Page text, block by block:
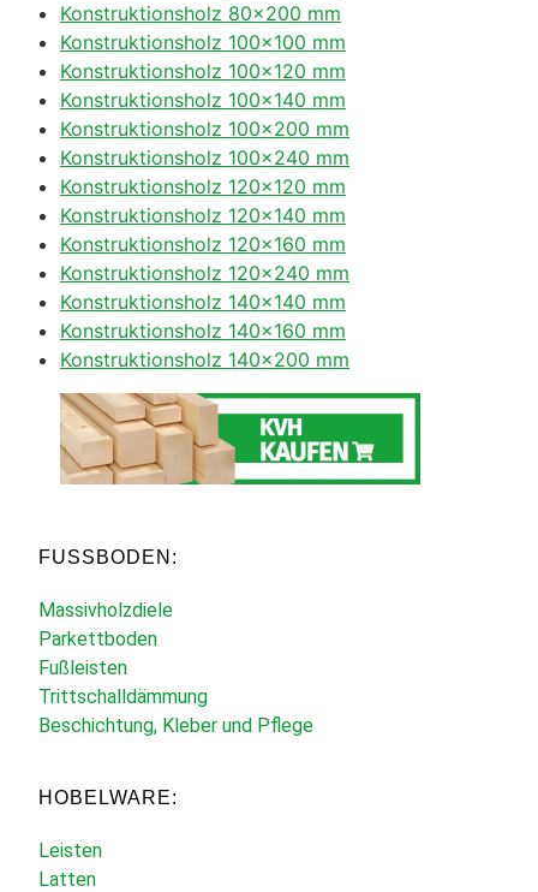
Konstruktionsholz 80×200 mm
Konstruktionsholz 100×100 mm
Konstruktionsholz 100×120 mm
Konstruktionsholz 100×140 mm
Konstruktionsholz 100×200 mm
Konstruktionsholz 100×240 mm
Konstruktionsholz 120×120 mm
Konstruktionsholz 120×140 mm
Konstruktionsholz 120×160 mm
Konstruktionsholz 120×240 mm
Konstruktionsholz 140×140 mm
Konstruktionsholz 140×160 mm
Konstruktionsholz 140×200 mm
FUSSBODEN:
Massivholzdiele
Parkettboden
Fußleisten
Trittschalldämmung
Beschichtung, Kleber und Pflege
HOBELWARE:
Leisten
Latten